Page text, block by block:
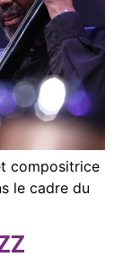
compositrice
le cadre du